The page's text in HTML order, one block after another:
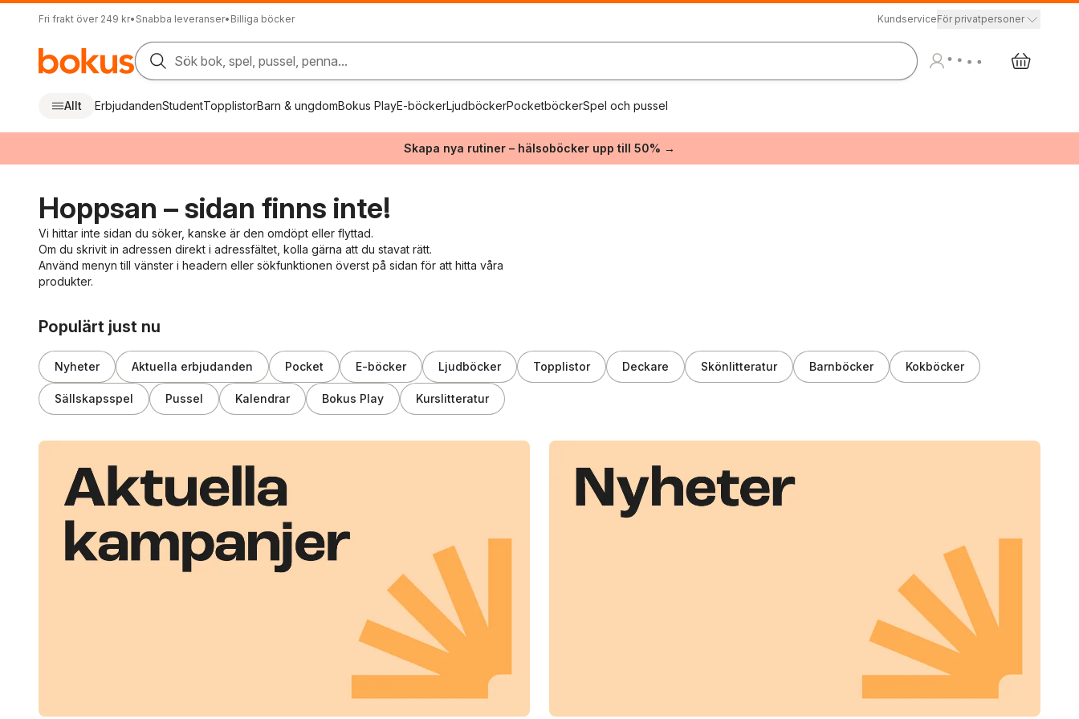
Fri frakt över 249 kr• Snabba leveranser• Billiga böcker KundserviceFör privatpersoner
Sök bok, spel, pussel, penna...
Allt ErbjudandenStudentTopplistorBarn & ungdomBokus PlayE-böckerLjudböckerPocketböckerSpel och pussel
Skapa nya rutiner – hälsoböcker upp till 50% →
Hoppsan – sidan finns inte!
Vi hittar inte sidan du söker, kanske är den omdöpt eller flyttad.
Om du skrivit in adressen direkt i adressfältet, kolla gärna att du stavat rätt.
Använd menyn till vänster i headern eller sökfunktionen överst på sidan för att hitta våra
produkter.
Populärt just nu
Nyheter Aktuella erbjudanden Pocket E-böcker Ljudböcker Topplistor Deckare Skönlitteratur Barnböcker Kokböcker
Sällskapsspel Pussel Kalendrar Bokus Play Kurslitteratur